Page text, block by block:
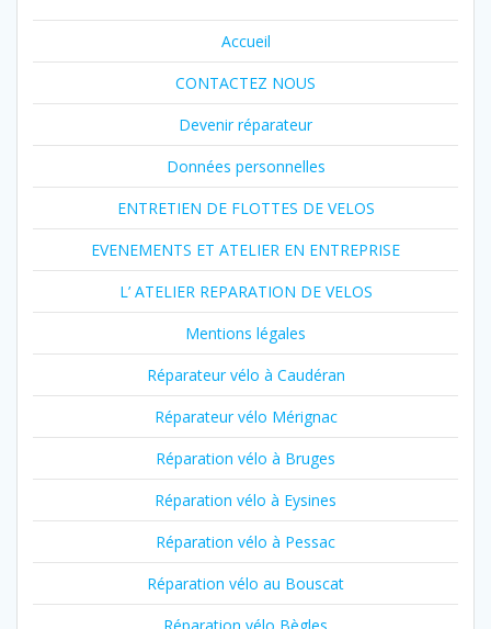
Accueil
CONTACTEZ NOUS
Devenir réparateur
Données personnelles
ENTRETIEN DE FLOTTES DE VELOS
EVENEMENTS ET ATELIER EN ENTREPRISE
L’ ATELIER REPARATION DE VELOS
Mentions légales
Réparateur vélo à Caudéran
Réparateur vélo Mérignac
Réparation vélo à Bruges
Réparation vélo à Eysines
Réparation vélo à Pessac
Réparation vélo au Bouscat